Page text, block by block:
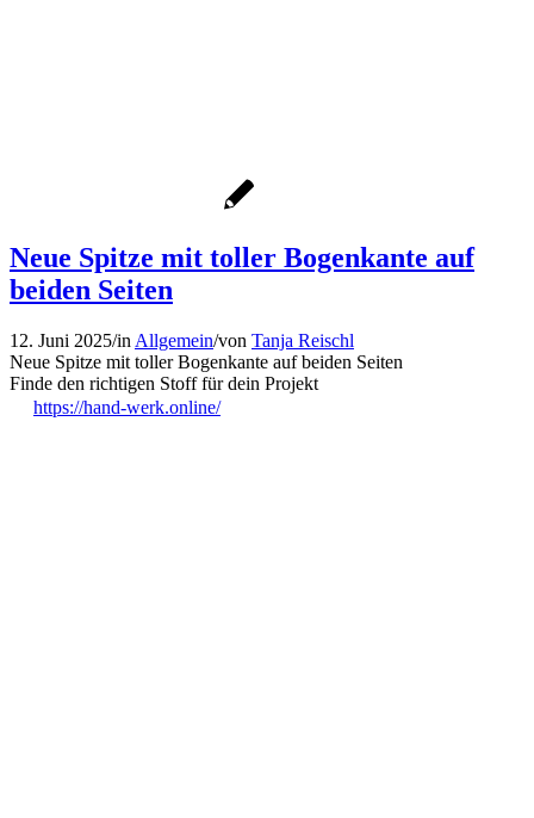
Neue Spitze mit toller Bogenkante auf
beiden Seiten
12. Juni 2025/in Allgemein/von Tanja Reischl
Neue Spitze mit toller Bogenkante auf beiden Seiten
Finde den richtigen Stoff für dein Projekt
https://hand-werk.online/